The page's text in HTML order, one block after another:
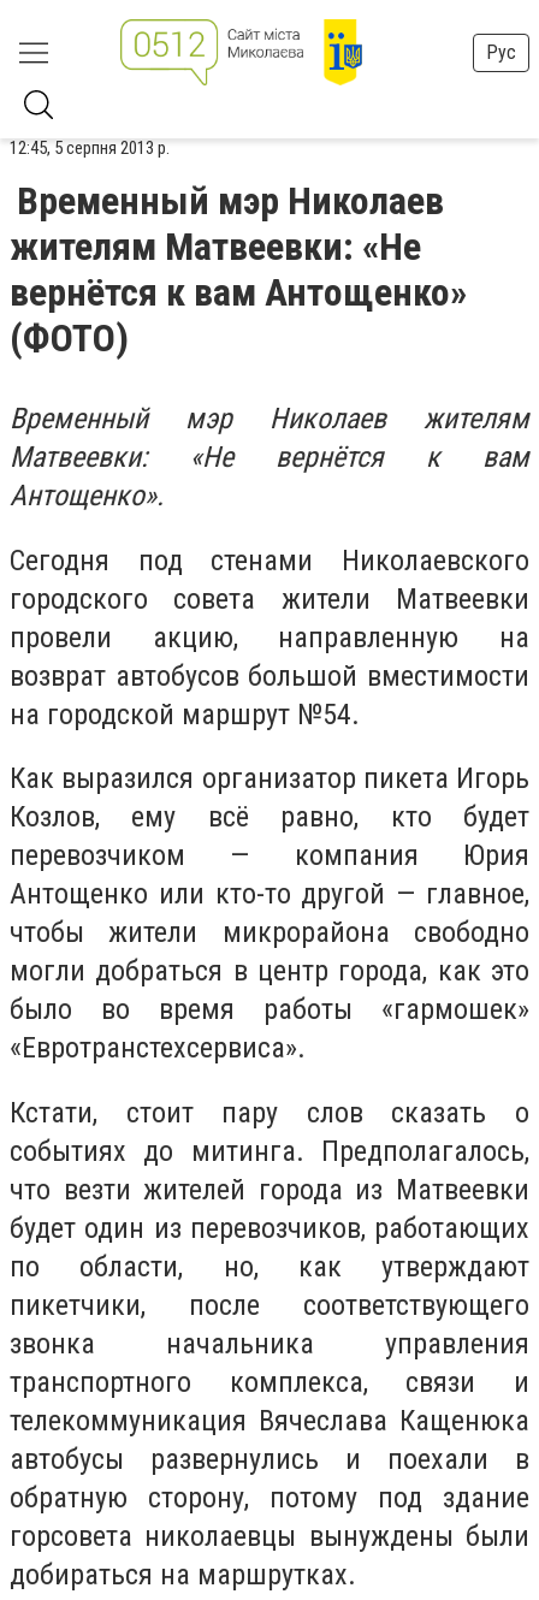
Рус
12:45, 5 серпня 2013 р.
Временный мэр Николаев
жителям Матвеевки: «Не
вернётся к вам Антощенко»
(ФОТО)
Временный мэр Николаев жителям
Матвеевки: «Не вернётся к вам
Антощенко».
Сегодня под стенами Николаевского
городского совета жители Матвеевки
провели акцию, направленную на
возврат автобусов большой вместимости
на городской маршрут №54.
Как выразился организатор пикета Игорь
Козлов, ему всё равно, кто будет
перевозчиком — компания Юрия
Антощенко или кто-то другой — главное,
чтобы жители микрорайона свободно
могли добраться в центр города, как это
было во время работы «гармошек»
«Евротранстехсервиса».
Кстати, стоит пару слов сказать о
событиях до митинга. Предполагалось,
что везти жителей города из Матвеевки
будет один из перевозчиков, работающих
по области, но, как утверждают
пикетчики, после соответствующего
звонка начальника управления
транспортного комплекса, связи и
телекоммуникация Вячеслава Кащенюка
автобусы развернулись и поехали в
обратную сторону, потому под здание
горсовета николаевцы вынуждены были
добираться на маршрутках.